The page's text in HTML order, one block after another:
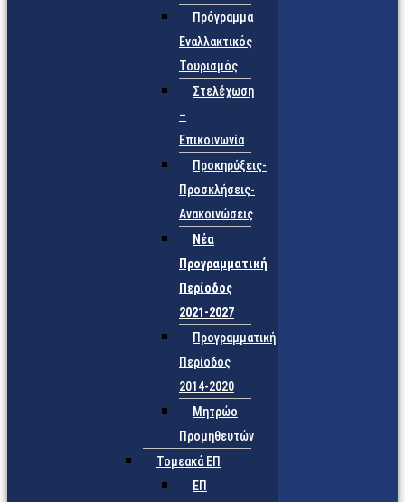
Πρόγραμμα
Εναλλακτικός
Τουρισμός
Στελέχωση
–
Επικοινωνία
Προκηρύξεις-
Προσκλήσεις-
Ανακοινώσεις
Νέα
Προγραμματική
Περίοδος
2021-2027
Προγραμματική
Περίοδος
2014-2020
Μητρώο
Προμηθευτών
Τομεακά ΕΠ
ΕΠ